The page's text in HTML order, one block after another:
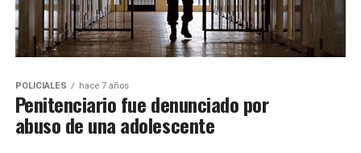
POLICIALES hace 7 años
Penitenciario fue denunciado por
abuso de una adolescente